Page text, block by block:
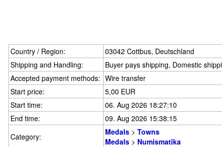
Country / Region:
03042 Cottbus, Deutschland
Shipping and Handling:
Buyer pays shipping, Domestic
Accepted payment methods: Wire transfer
Start price:
5,00 EUR
Start time:
06. Aug 2026 18:27:10
End time:
09. Aug 2026 15:38:15
Category:
Medals > Towns
Medals > Numismatika